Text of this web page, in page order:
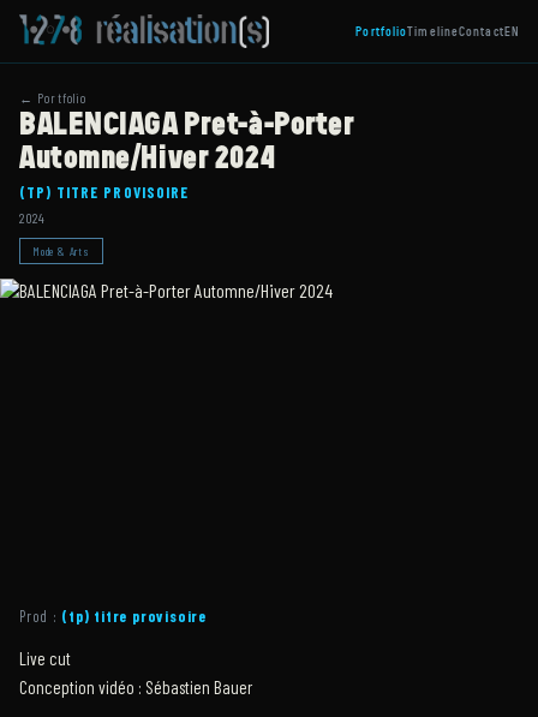
PortfolioTimelineContactEN
← Portfolio
BALENCIAGA Pret-à-Porter
Automne/Hiver 2024
(TP) TITRE PROVISOIRE
2024
Mode & Arts
Prod : (tp) titre provisoire
Live cut
Conception vidéo : Sébastien Bauer